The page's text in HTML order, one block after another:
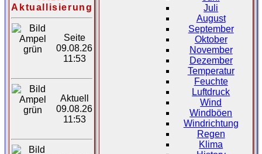
Aktuallisierung
Seite
09.08.26
11:53
Aktuell
09.08.26
11:53
Juli
August
September
Oktober
November
Dezember
Temperatur
Feuchte
Luftdruck
Wind
Windböen
Windrichtung
Regen
Klima